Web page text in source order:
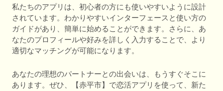
私たちのアプリは、初心者の方にも使いやすいように設計
されています。わかりやすいインターフェースと使い方の
ガイドがあり、簡単に始めることができます。さらに、あ
なたのプロフィールや好みを詳しく入力することで、より
適切なマッチングが可能になります。
あなたの理想のパートナーとの出会いは、もうすぐそこに
あります。ぜひ、【赤平市】で恋活アプリを使って、新た